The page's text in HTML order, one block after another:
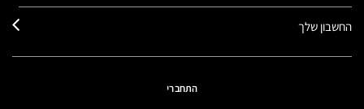
החשבון שלך
התחברי